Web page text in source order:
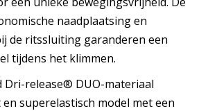
naadplaatsing en
de ritssluiting garanderen een
tijdens het klimmen.
Dri-release® DUO-materiaal
superelastisch model met een